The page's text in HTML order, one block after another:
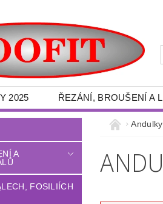
2025 ŘEZÁNÍ, BROUŠENÍ A
KAMENŮ A MINERÁLŮ -
- MINERÁLY
- OCHRANNÉ POMŮCKY
DŮM - ZAHRADA
A
FOSILIÍCH
Andulky